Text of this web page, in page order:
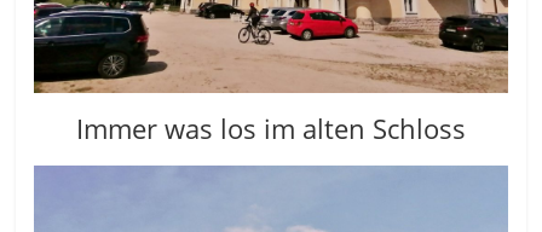
Immer was los im alten Schloss